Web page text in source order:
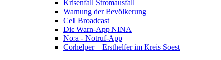
Krisenfall Stromausfall
Warnung der Bevölkerung
Cell Broadcast
Die Warn-App NINA
Nora - Notruf-App
Corhelper – Ersthelfer im Kreis Soest